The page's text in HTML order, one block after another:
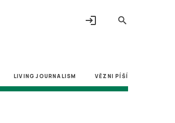
search
login
LIVING JOURNALISM VĚZNI PÍŠÍ